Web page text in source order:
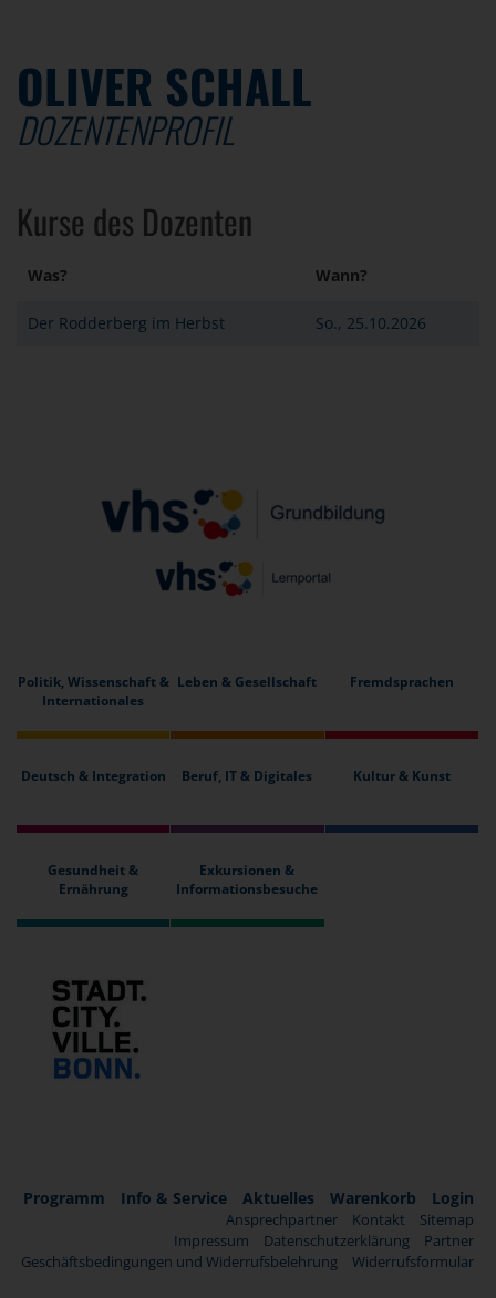
OLIVER SCHALL
DOZENTENPROFIL
Kurse des Dozenten
Was? Wann?
Der Rodderberg im Herbst So., 25.10.2026
Politik, Wissenschaft &
Internationales
Leben & Gesellschaft Fremdsprachen
Deutsch & Integration Beruf, IT & Digitales Kultur & Kunst
Gesundheit &
Ernährung
Exkursionen &
Informationsbesuche
Programm Info & Service Aktuelles Warenkorb Login
Ansprechpartner Kontakt
Sitemap
Impressum
Datenschutzerklärung
Partner
Geschäftsbedingungen und Widerrufsbelehrung
Widerrufsformular